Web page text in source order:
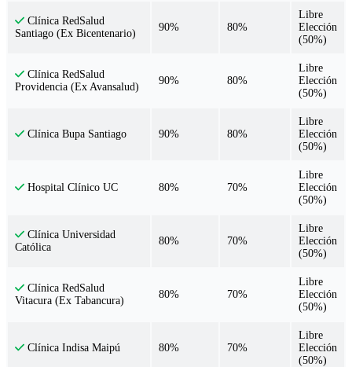
Clínica RedSalud
Santiago (Ex Bicentenario)
90% 80%
Libre
Elección
(50%)
Clínica RedSalud
Providencia (Ex Avansalud)
90% 80%
Libre
Elección
(50%)
Clínica Bupa Santiago 90% 80%
Libre
Elección
(50%)
Hospital Clínico UC 80% 70%
Libre
Elección
(50%)
Clínica Universidad
Católica
80% 70%
Libre
Elección
(50%)
Clínica RedSalud
Vitacura (Ex Tabancura)
80% 70%
Libre
Elección
(50%)
Clínica Indisa Maipú 80% 70%
Libre
Elección
(50%)